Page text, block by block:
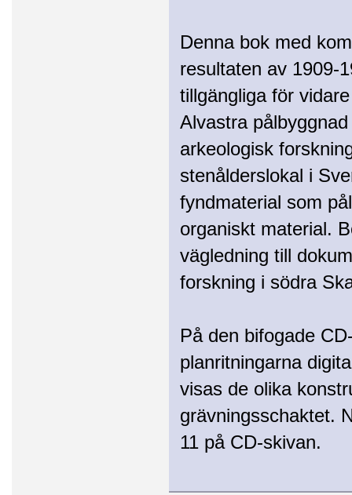
Denna bok med
resultaten av 1909-
tillgängliga för
Alvastra
arkeologisk
stenålderslokal i
fyndmaterial som
organiskt material.
vägledning till
forskning i södra
På den bifogade
planritningarna
visas de olika
grävningsschaktet.
11 på CD-skivan.